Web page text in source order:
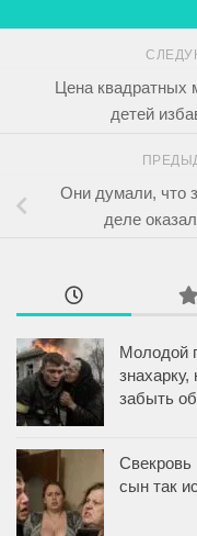
Цена квадратных
детей
Они думали, что
деле
Молодой
забыть
Свекровь
сын так